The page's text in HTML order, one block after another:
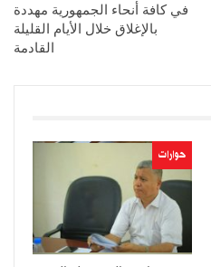
في كافة أنحاء الجمهورية مهددة
بالإغلاق خلال الأيام القليلة
القادمة
حوارات